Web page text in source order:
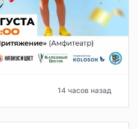
14 часов назад